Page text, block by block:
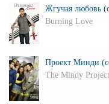
Жгучая любовь
Burning Love
Проект Минди
The Mindy Project